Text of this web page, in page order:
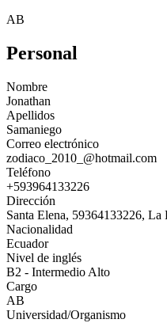
AB
Personal
Nombre
Jonathan
Apellidos
Samaniego
Correo electrónico
zodiaco_2010_@hotmail.com
Teléfono
+593964133226
Dirección
Santa Elena, 59364133226, La
Nacionalidad
Ecuador
Nivel de inglés
B2 - Intermedio Alto
Cargo
AB
Universidad/Organismo